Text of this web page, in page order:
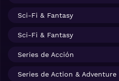
Sci-Fi & Fantasy
Sci-Fi & Fantasy
Series de Acción
Series de Action & Adventure